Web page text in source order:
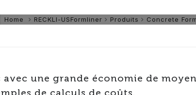
Home RECKLI-USFormliner Produits Concrete
une grande économie de
de calculs de coûts.